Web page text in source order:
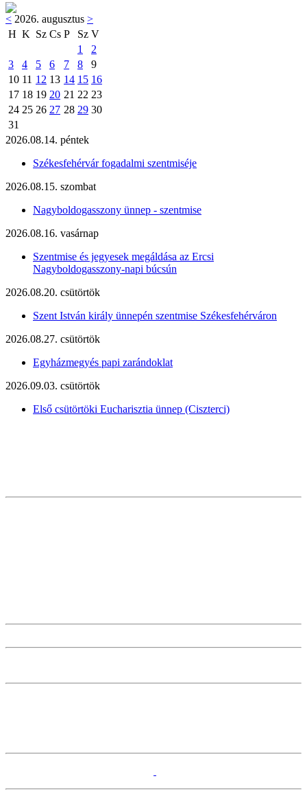
< 2026. augusztus >
H K Sz Cs P Sz V
1
2
3
4 5 6 7 8
9
10 11 12 13 14 15 16
17 18 19 20 21 22 23
24 25 26 27 28 29 30
31
2026.08.14. péntek
Székesfehérvár fogadalmi szentmiséje
2026.08.15. szombat
Nagyboldogasszony ünnep - szentmise
2026.08.16. vasárnap
Szentmise és jegyesek megáldása az Ercsi
Nagyboldogasszony-napi búcsún
2026.08.20. csütörtök
Szent István király ünnepén szentmise Székesfehérváron
2026.08.27. csütörtök
Egyházmegyés papi zarándoklat
2026.09.03. csütörtök
Első csütörtöki Eucharisztia ünnep (Ciszterci)